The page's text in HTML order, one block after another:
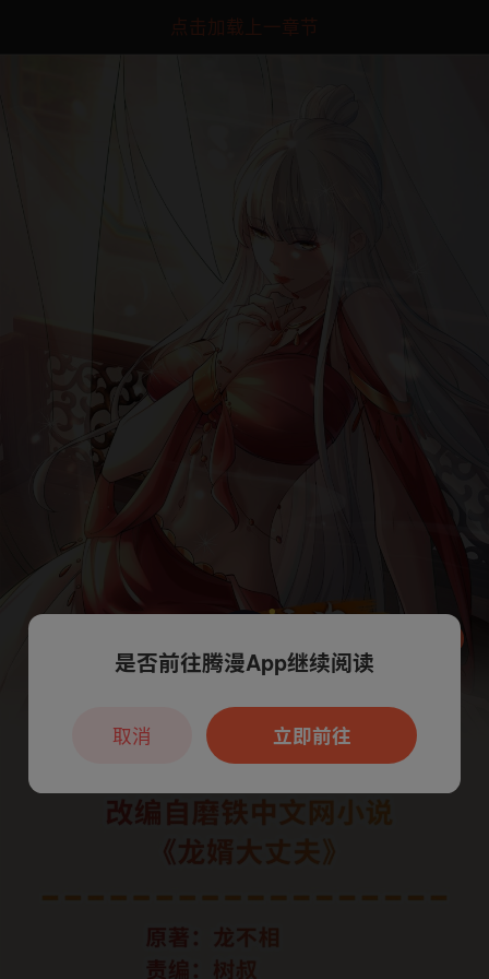
点击加载上一章节
本章节仅支持App阅读，可打开App新用
户7天免费看
是否前往腾漫App继续阅读
立即前往
取消